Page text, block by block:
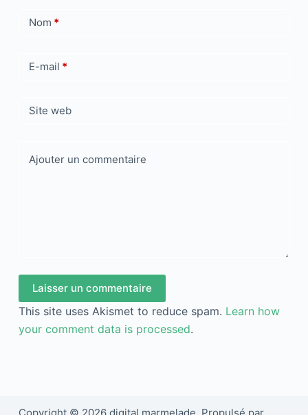
Nom *
E-mail *
Site web
Ajouter un commentaire
Laisser un commentaire
This site uses Akismet to reduce spam. Learn how
your comment data is processed.